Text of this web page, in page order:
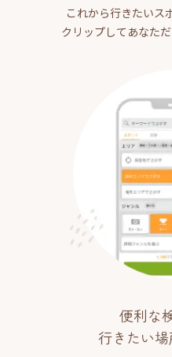
これから行きたいス
クリップしてあなた
便利な
行きたい